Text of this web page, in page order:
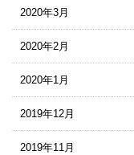
2020年3月
2020年2月
2020年1月
2019年12月
2019年11月